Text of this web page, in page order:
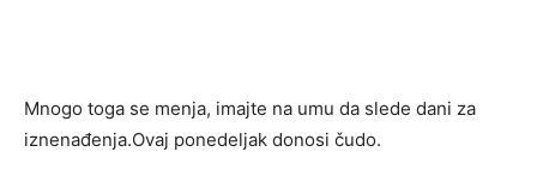
Mnogo toga se menja, imajte na umu da slede dani za
iznenađenja.Ovaj ponedeljak donosi čudo.